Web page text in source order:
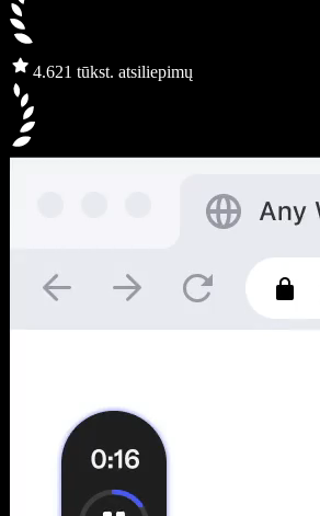
4.621 tūkst. atsiliepimų